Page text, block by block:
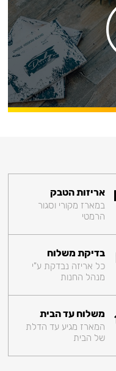
אריזות הטבק
במארז מקורי וסגור
הרמטי
בדיקת משלוח
כל אריזה נבדקת ע"י
מנהל החנות
משלוח עד הבית
המארז מגיע עד הדלת
של הבית